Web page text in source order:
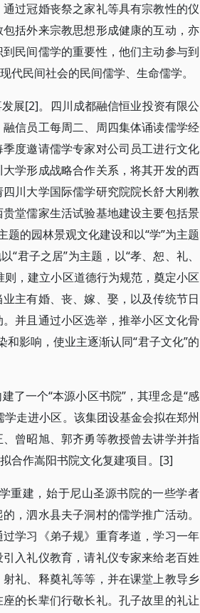
过冠婚丧祭之家礼等具有宗教性的仪
括外来宗教思想形成健康的互动，亦
民间儒学的重要性，他们主动参与到
民间社会的民间儒学、生命儒学。
展[2]。四川成都融信恒业投资有限公
信员工每周二、周四集体诵读儒学经
度邀请儒学专家对公司员工进行文化
学形成战略合作关系，将其开发的西
川大学国际儒学研究院院长舒大刚教
堂儒家生活试验基地建设主要包括景
的园林景观文化建设和以“学”为主题
君子之居”为主题，以“孝、恕、礼、
，建立小区道德行为规范，奠定小区
主有婚、丧、嫁、娶，以及传统节日
并且通过小区选举，推举小区文化骨
和影响，使业主逐渐认同“君子文化”的
了一个“本源小区书院”，其理念是“感
走进小区。该集团设基金会拟在郑州
曾昭旭、郭齐勇等教授曾去讲学并指
合作嵩阳书院文化复建项目。[3]
重建，始于尼山圣源书院的一些学者
，泗水县夫子洞村的儒学推广活动。
学习《弟子规》重育孝道，学习一年
入礼仪教育，请礼仪专家来给老百姓
礼、释奠礼等等，并在课堂上教导乡
的长辈们行敬长礼。孔子故里的礼让